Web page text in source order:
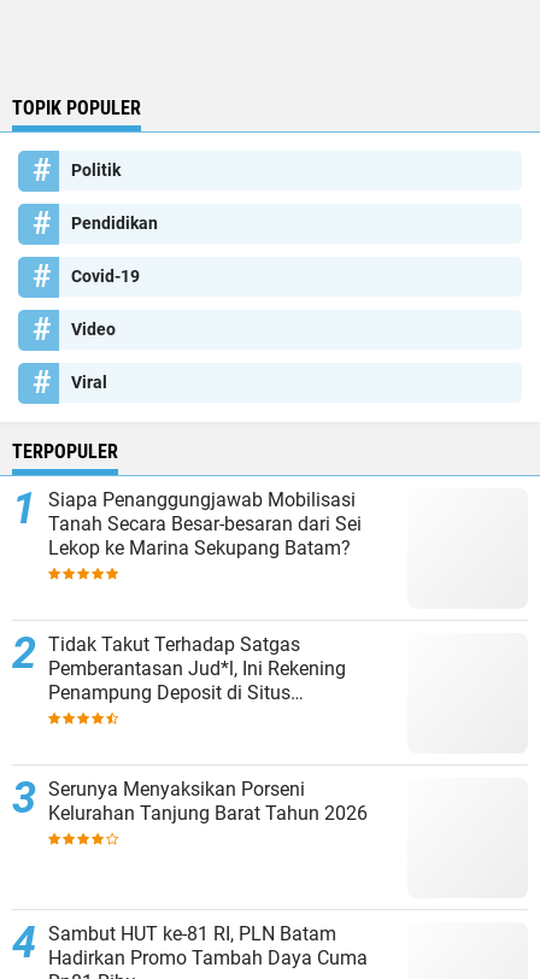
TOPIK POPULER
Politik
Pendidikan
Covid-19
Video
Viral
TERPOPULER
Siapa Penanggungjawab Mobilisasi
Tanah Secara Besar-besaran dari Sei
Lekop ke Marina Sekupang Batam?
Tidak Takut Terhadap Satgas
Pemberantasan Jud*l, Ini Rekening
Penampung Deposit di Situs
MENARA4D
Serunya Menyaksikan Porseni
Kelurahan Tanjung Barat Tahun 2026
Sambut HUT ke-81 RI, PLN Batam
Hadirkan Promo Tambah Daya Cuma